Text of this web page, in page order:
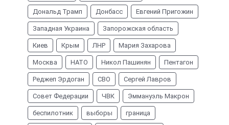
Дональд Трамп Донбасс Евгений Пригожин
Западная Украина Запорожская область
Киев Крым ЛНР Мария Захарова
Москва НАТО Никол Пашинян Пентагон
Реджеп Эрдоган СВО Сергей Лавров
Совет Федерации ЧВК Эммануэль Макрон
беспилотник выборы граница